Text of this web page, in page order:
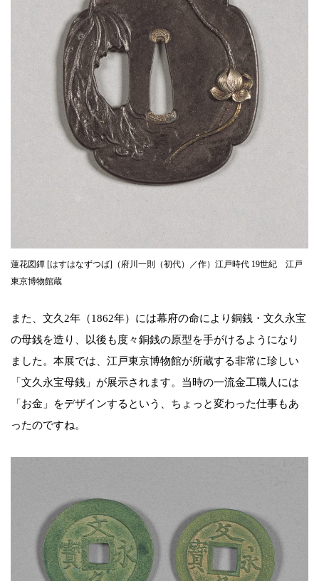
蓮花図鐔 [はすはなずつば]（府川一則（初代）／作）江戸時代 19世紀 江戸
東京博物館蔵
また、文久2年（1862年）には幕府の命により銅銭・文久永宝
の母銭を造り、以後も度々銅銭の原型を手がけるようになり
ました。本展では、江戸東京博物館が所蔵する非常に珍しい
「文久永宝母銭」が展示されます。当時の一流金工職人には
「お金」をデザインするという、ちょっと変わった仕事もあ
ったのですね。